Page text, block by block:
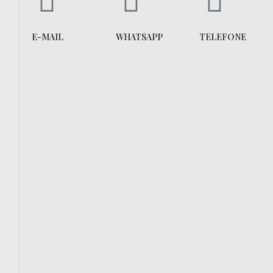
E-MAIL WHATSAPP TELEFONE